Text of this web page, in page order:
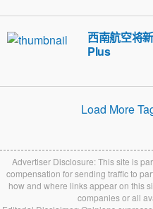
西南航空将
Plus
Load More
Advertiser Disclosure: This site is
compensation for sending traffic to
how and where links appear on this
companies or all